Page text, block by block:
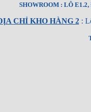
SHOWROOM : LÔ
CHỈ KHO HÀNG 2: